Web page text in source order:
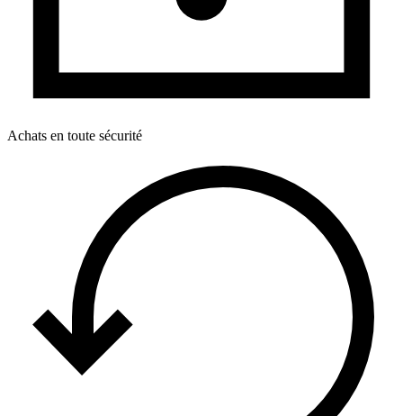
Achats en toute sécurité